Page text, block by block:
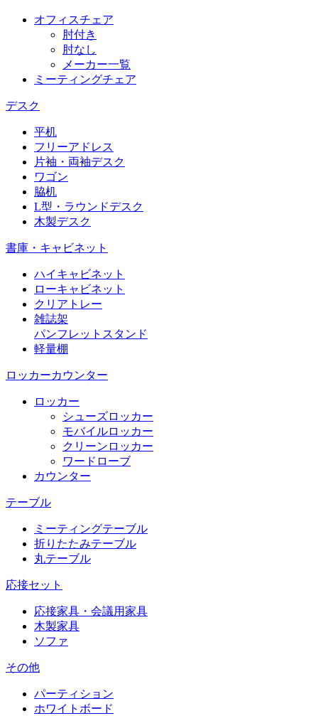
オフィスチェア
肘付き
肘なし
メーカー一覧
ミーティングチェア
デスク
平机
フリーアドレス
片袖・両袖デスク
ワゴン
脇机
L型・ラウンドデスク
木製デスク
書庫・キャビネット
ハイキャビネット
ローキャビネット
クリアトレー
雑誌架
パンフレットスタンド
軽量棚
ロッカーカウンター
ロッカー
シューズロッカー
モバイルロッカー
クリーンロッカー
ワードローブ
カウンター
テーブル
ミーティングテーブル
折りたたみテーブル
丸テーブル
応接セット
応接家具・会議用家具
木製家具
ソファ
その他
パーティション
ホワイトボード